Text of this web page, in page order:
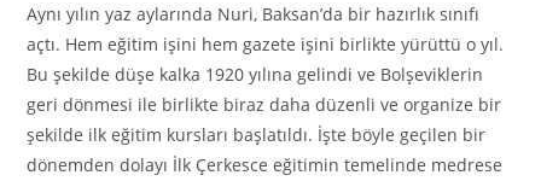
Aynı yılın yaz aylarında Nuri, Baksan’da bir hazırlık sınıfı
açtı. Hem eğitim işini hem gazete işini birlikte yürüttü o yıl.
Bu şekilde düşe kalka 1920 yılına gelindi ve Bolşeviklerin
geri dönmesi ile birlikte biraz daha düzenli ve organize bir
şekilde ilk eğitim kursları başlatıldı. İşte böyle geçilen bir
dönemden dolayı İlk Çerkesce eğitimin temelinde medrese